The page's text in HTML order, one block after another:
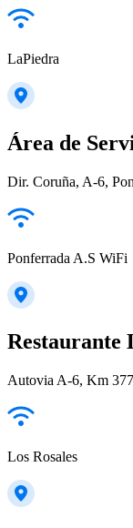
LaPiedra
Área de
Dir. Coruña, A-6,
Ponferrada A.S WiFi
Restaurante
Autovia A-6, Km
Los Rosales